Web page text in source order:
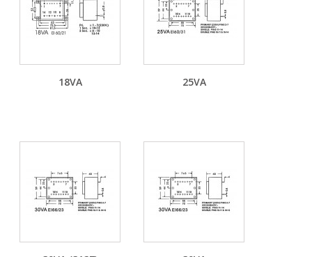
18VA 25VA